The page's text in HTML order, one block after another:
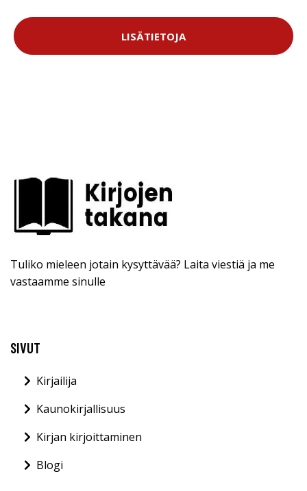
LISÄTIETOJA
Tuliko mieleen jotain kysyttävää? Laita viestiä ja me
vastaamme sinulle
SIVUT
Kirjailija
Kaunokirjallisuus
Kirjan kirjoittaminen
Blogi